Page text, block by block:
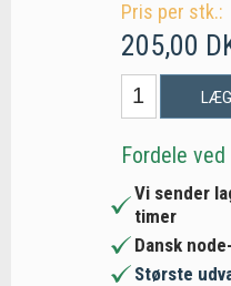
Pris per stk.:
205,00
LÆG
Fordele
Vi sender
timer
Dansk
Største